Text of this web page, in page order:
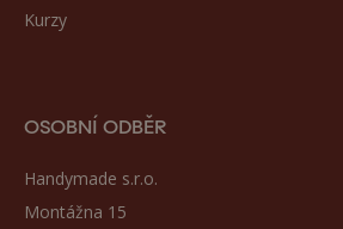
Kurzy
OSOBNÍ ODBĚR
Handymade s.r.o.
Montážna 15